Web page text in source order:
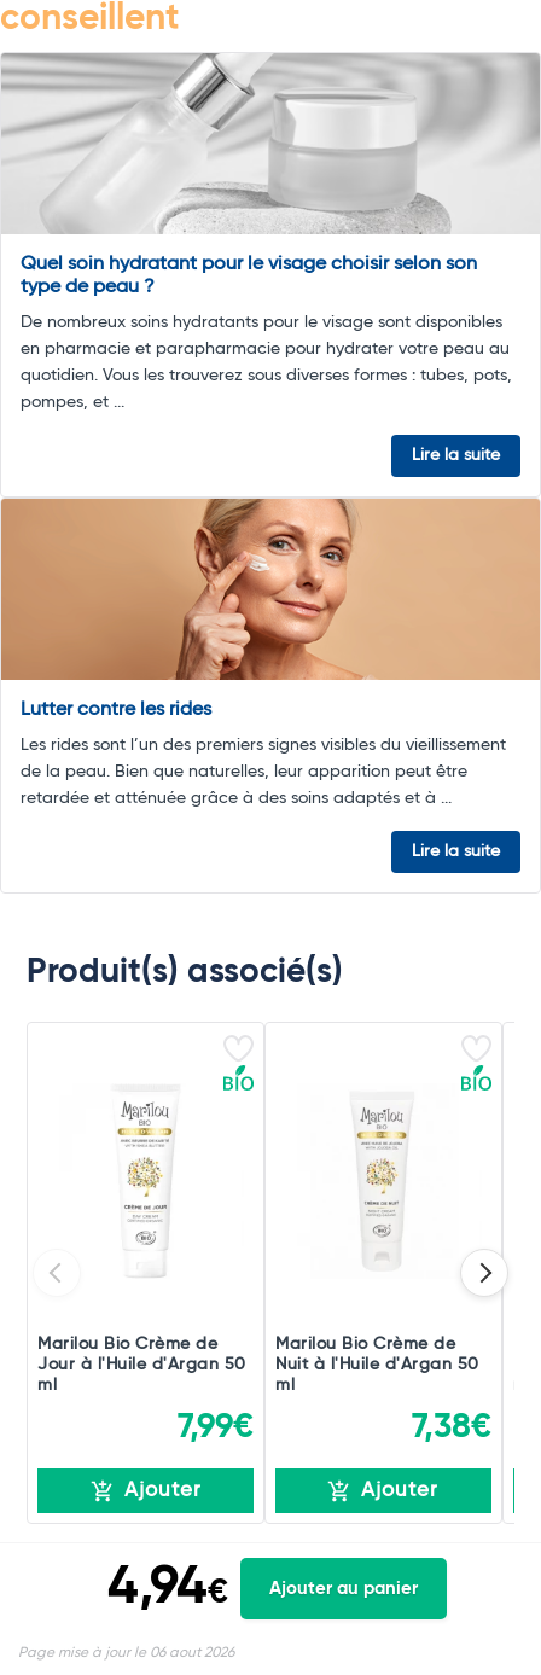
conseillent
Quel soin hydratant pour le visage choisir selon son
type de peau ?
De nombreux soins hydratants pour le visage sont disponibles
en pharmacie et parapharmacie pour hydrater votre peau au
quotidien. Vous les trouverez sous diverses formes : tubes, pots,
pompes, et ...
Lire la suite
Lutter contre les rides
Les rides sont l’un des premiers signes visibles du vieillissement
de la peau. Bien que naturelles, leur apparition peut être
retardée et atténuée grâce à des soins adaptés et à ...
Lire la suite
Produit(s) associé(s)
Marilou Bio Crème de
Jour à l'Huile d'Argan 50
ml
7,99€
Ajouter
Marilou Bio Crème de
Nuit à l'Huile d'Argan 50
ml
7,38€
Ajouter
4,94€ Ajouter au panier
Page mise à jour le 06 aout 2026